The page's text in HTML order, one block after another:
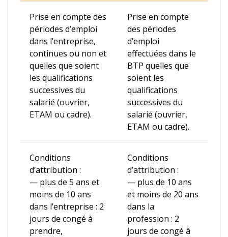
Prise en compte des
périodes d’emploi
dans l’entreprise,
continues ou non et
quelles que soient
les qualifications
successives du
salarié (ouvrier,
ETAM ou cadre).
Prise en compte
des périodes
d’emploi
effectuées dans le
BTP quelles que
soient les
qualifications
successives du
salarié (ouvrier,
ETAM ou cadre).
Conditions
d’attribution :
— plus de 5 ans et
moins de 10 ans
dans l’entreprise : 2
jours de congé à
prendre,
Conditions
d’attribution :
— plus de 10 ans
et moins de 20 ans
dans la
profession : 2
jours de congé à